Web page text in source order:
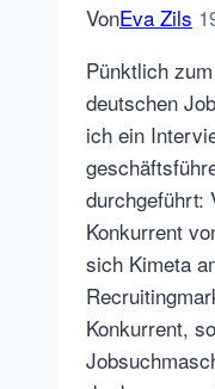
VonEva Zils
Pünktlich
deutschen
ich ein
durchgeführt:
Konkurrent
sich Kimeta
Konkurrent,